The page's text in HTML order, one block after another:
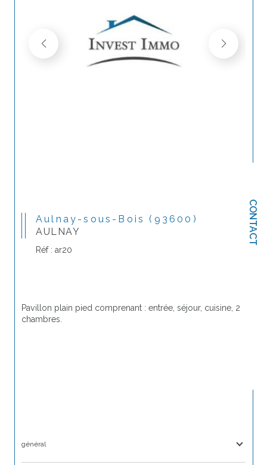
CONTACT
Aulnay-sous-Bois (93600)
AULNAY
Réf : ar20
Pavillon plain pied comprenant : entrée, séjour, cuisine, 2
chambres.
général